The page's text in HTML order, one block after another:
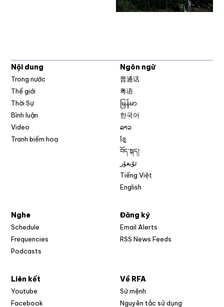
Nội dung
Trong nước
Thế giới
Thời Sự
Bình luận
Video
Tranh biếm hoạ
Ngôn ngữ
普通话
粤语
မြန်မာ
한국어
ລາວ
ខ្មែ
བོད་སྐད།
ئۇيغۇر
Tiếng Việt
English
Nghe
Schedule
Frequencies
Podcasts
Đăng ký
Email Alerts
RSS News Feeds
Liên kết
Youtube
Facebook
Về RFA
Sứ mệnh
Nguyên tắc sử dụng